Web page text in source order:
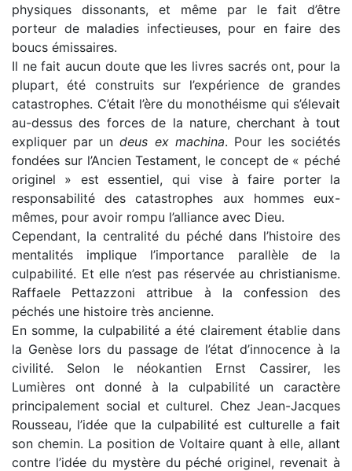
physiques dissonants, et même par le fait d’être
porteur de maladies infectieuses, pour en faire des
boucs émissaires.
Il ne fait aucun doute que les livres sacrés ont, pour la
plupart, été construits sur l’expérience de grandes
catastrophes. C’était l’ère du monothéisme qui s’élevait
au-dessus des forces de la nature, cherchant à tout
expliquer par undeus ex machina. Pour les sociétés
fondées sur l’Ancien Testament, le concept de « péché
originel » est essentiel, qui vise à faire porter la
responsabilité des catastrophes aux hommes eux-
mêmes, pour avoir rompu l’alliance avec Dieu.
Cependant, la centralité du péché dans l’histoire des
mentalités implique l’importance parallèle de la
culpabilité. Et elle n’est pas réservée au christianisme.
Raffaele Pettazzoni attribue à la confession des
péchés une histoire très ancienne.
En somme, la culpabilité a été clairement établie dans
la Genèse lors du passage de l’état d’innocence à la
civilité. Selon le néokantien Ernst Cassirer, les
Lumières ont donné à la culpabilité un caractère
principalement social et culturel. Chez Jean-Jacques
Rousseau, l’idée que la culpabilité est culturelle a fait
son chemin. La position de Voltaire quant à elle, allant
contre l’idée du mystère du péché originel, revenait à